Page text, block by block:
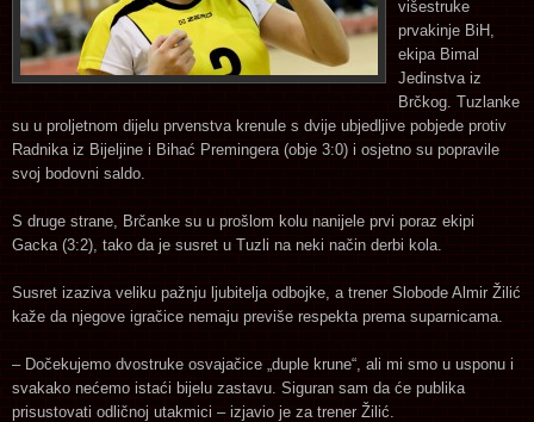
višestruke
prvakinje BiH,
ekipa Bimal
Jedinstva iz
Brčkog. Tuzlanke
su u proljetnom dijelu prvenstva krenule s dvije ubjedljive pobjede protiv
Radnika iz Bijeljine i Bihać Premingera (obje 3:0) i osjetno su popravile
svoj bodovni saldo.
S druge strane, Brčanke su u prošlom kolu nanijele prvi poraz ekipi
Gacka (3:2), tako da je susret u Tuzli na neki način derbi kola.
Susret izaziva veliku pažnju ljubitelja odbojke, a trener Slobode Almir Žilić
kaže da njegove igračice nemaju previše respekta prema suparnicama.
– Dočekujemo dvostruke osvajačice „duple krune“, ali mi smo u usponu i
svakako nećemo istaći bijelu zastavu. Siguran sam da će publika
prisustovati odličnoj utakmici – izjavio je za trener Žilić.